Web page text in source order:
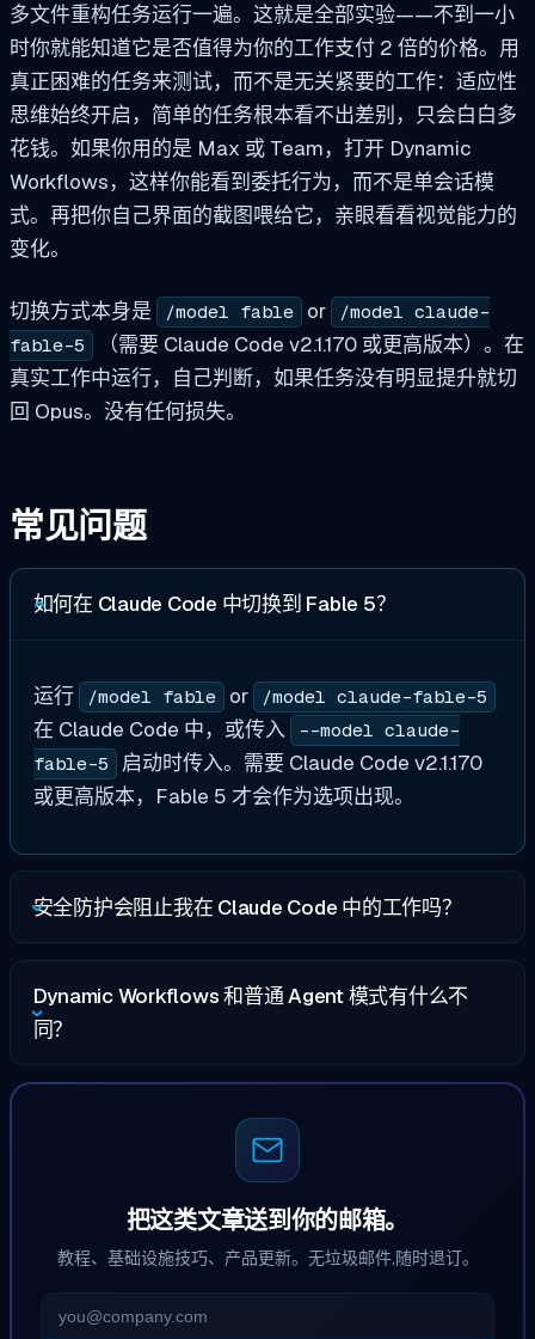
多文件重构任务运行一遍。这就是全部实验——不到一小
时你就能知道它是否值得为你的工作支付 2 倍的价格。用
真正困难的任务来测试，而不是无关紧要的工作：适应性
思维始终开启，简单的任务根本看不出差别，只会白白多
花钱。如果你用的是 Max 或 Team，打开 Dynamic
Workflows，这样你能看到委托行为，而不是单会话模
式。再把你自己界面的截图喂给它，亲眼看看视觉能力的
变化。
切换方式本身是 /model fable or
/model claude-
fable-5
（需要 Claude Code v2.1.170 或更高版本）。在
真实工作中运行，自己判断，如果任务没有明显提升就切
回 Opus。没有任何损失。
常见问题
如何在 Claude Code 中切换到 Fable 5？
运行 /model fable or /model claude-fable-5
在 Claude Code 中，或传入
--model claude-
fable-5
启动时传入。需要 Claude Code v2.1.170
或更高版本，Fable 5 才会作为选项出现。
安全防护会阻止我在 Claude Code 中的工作吗？
Dynamic Workflows 和普通 Agent 模式有什么不
同？
把这类文章送到你的邮箱。
教程、基础设施技巧、产品更新。无垃圾邮件,随时退订。